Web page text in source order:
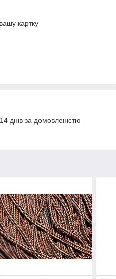
картку
днів за домовленістю